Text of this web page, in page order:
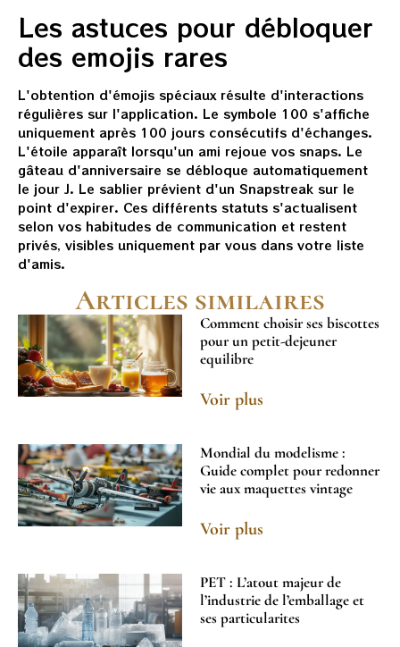
Les astuces pour débloquer
des emojis rares
L'obtention d'émojis spéciaux résulte d'interactions
régulières sur l'application. Le symbole 100 s'affiche
uniquement après 100 jours consécutifs d'échanges.
L'étoile apparaît lorsqu'un ami rejoue vos snaps. Le
gâteau d'anniversaire se débloque automatiquement
le jour J. Le sablier prévient d'un Snapstreak sur le
point d'expirer. Ces différents statuts s'actualisent
selon vos habitudes de communication et restent
privés, visibles uniquement par vous dans votre liste
d'amis.
Articles similaires
Comment choisir ses biscottes
pour un petit-dejeuner
equilibre
Voir plus
Mondial du modelisme :
Guide complet pour redonner
vie aux maquettes vintage
Voir plus
PET : L’atout majeur de
l’industrie de l’emballage et
ses particularites